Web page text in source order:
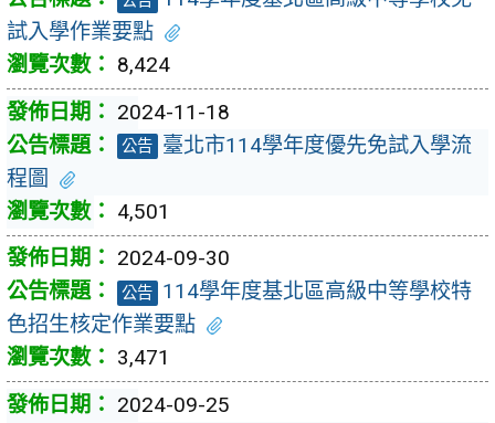
試入學作業要點
8,424
2024-11-18
公告 臺北市114學年度優先免試入學流
程圖
4,501
2024-09-30
公告 114學年度基北區高級中等學校特
色招生核定作業要點
3,471
2024-09-25